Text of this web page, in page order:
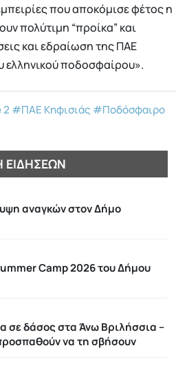
που αποκόμισε φέτος η
πολύτιμη “προίκα” και
και εδραίωση της ΠΑΕ
ελληνικού ποδοσφαίρου».
2 #ΠΑΕ Κηφισιάς #Ποδόσφαιρο
ΕΙΔΉΣΕΩΝ
αναγκών στον Δήμο
Camp 2026 του Δήμου
σε δάσος στα Άνω Βριλήσσια –
να τη σβήσουν